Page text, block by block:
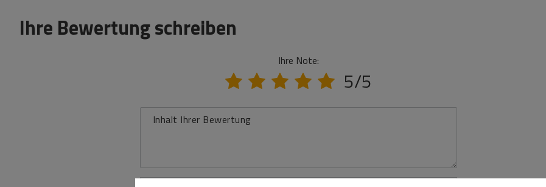
Ihre Bewertung schreiben
Ihre Note:
5/5
Inhalt Ihrer Bewertung